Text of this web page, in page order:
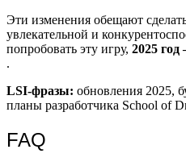
Эти изменения обещают
увлекательной и
попробовать эту игру, 2025
.
LSI-фразы: обновления 2025,
планы разработчика School of
FAQ